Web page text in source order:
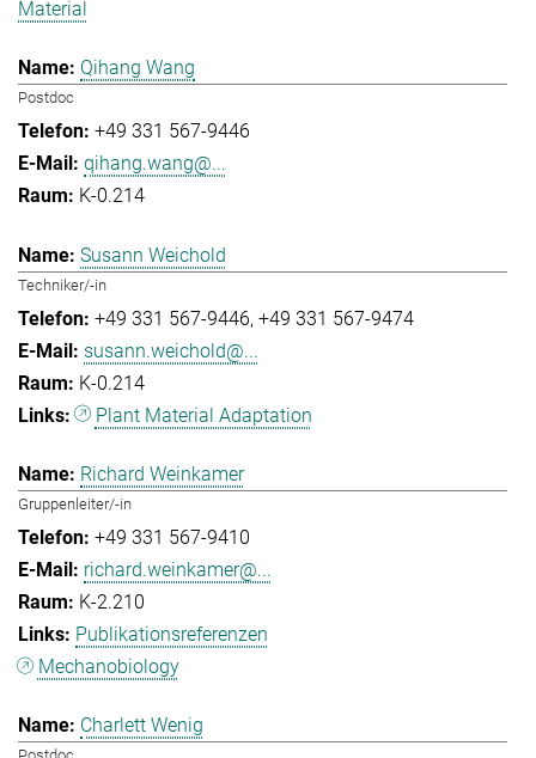
Material
Qihang Wang
Postdoc
+49 331 567-9446
qihang.wang@...
K-0.214
Susann Weichold
Techniker/-in
+49 331 567-9446 +49 331 567-9474
susann.weichold@...
K-0.214
Plant Material Adaptation
Richard Weinkamer
Gruppenleiter/-in
+49 331 567-9410
richard.weinkamer@...
K-2.210
Publikationsreferenzen
Mechanobiology
Charlett Wenig